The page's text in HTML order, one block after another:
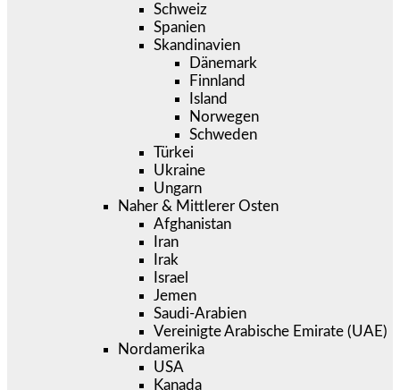
Schweiz
Spanien
Skandinavien
Dänemark
Finnland
Island
Norwegen
Schweden
Türkei
Ukraine
Ungarn
Naher & Mittlerer Osten
Afghanistan
Iran
Irak
Israel
Jemen
Saudi-Arabien
Vereinigte Arabische Emirate (UAE)
Nordamerika
USA
Kanada